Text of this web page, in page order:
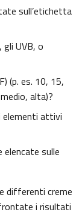
sull’etichetta
UVB, o
(p. es. 10, 15,
alta)?
elementi attivi
sulle
differenti creme
i risultati